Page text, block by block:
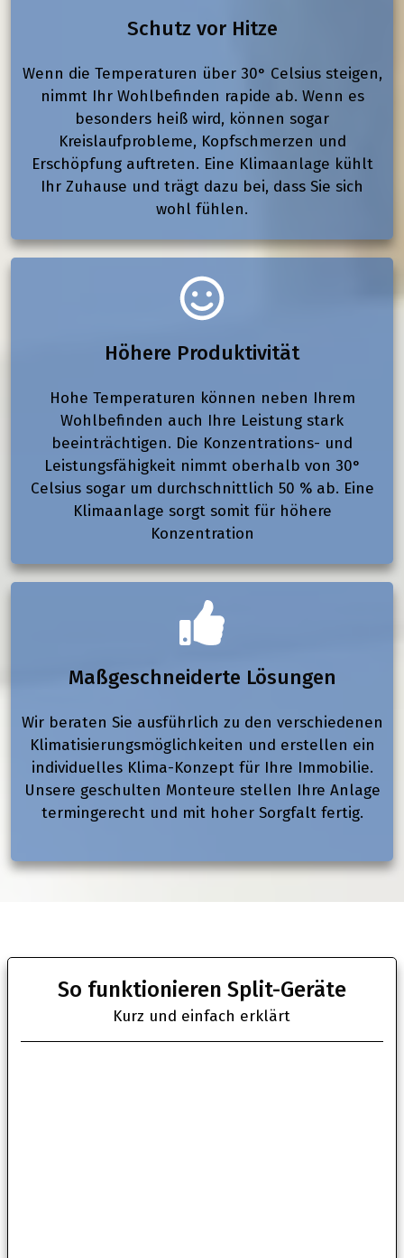
Schutz vor Hitze
Wenn die Temperaturen über 30° Celsius steigen,
nimmt Ihr Wohlbefinden rapide ab. Wenn es
besonders heiß wird, können sogar
Kreislaufprobleme, Kopfschmerzen und
Erschöpfung auftreten. Eine Klimaanlage kühlt
Ihr Zuhause und trägt dazu bei, dass Sie sich
wohl fühlen.
Höhere Produktivität
Hohe Temperaturen können neben Ihrem
Wohlbefinden auch Ihre Leistung stark
beeinträchtigen. Die Konzentrations- und
Leistungsfähigkeit nimmt oberhalb von 30°
Celsius sogar um durchschnittlich 50 % ab. Eine
Klimaanlage sorgt somit für höhere
Konzentration
Maßgeschneiderte Lösungen
Wir beraten Sie ausführlich zu den verschiedenen
Klimatisierungsmöglichkeiten und erstellen ein
individuelles Klima-Konzept für Ihre Immobilie.
Unsere geschulten Monteure stellen Ihre Anlage
termingerecht und mit hoher Sorgfalt fertig.
So funktionieren Split-Geräte
Kurz und einfach erklärt